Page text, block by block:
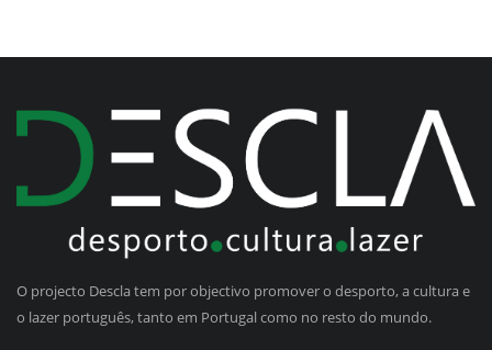
O projecto Descla tem por objectivo promover o desporto, a cultura e
o lazer português, tanto em Portugal como no resto do mundo.